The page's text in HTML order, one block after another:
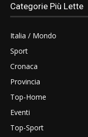
Categorie Più Lette
Italia / Mondo
Sport
Cronaca
Provincia
Top-Home
Eventi
Top-Sport